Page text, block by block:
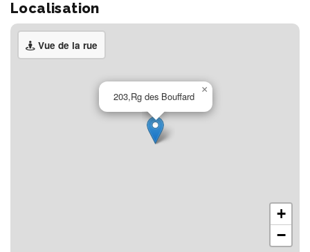
Localisation
Vue de la rue
203,Rg des Bouffard
×
+
−